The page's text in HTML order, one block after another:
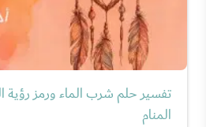
تفسير حلم شرب الماء ورمز رؤية
المنام